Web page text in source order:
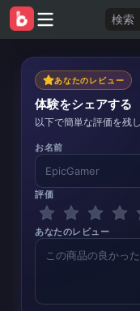
検索
あなたのレビュー
体験をシェアする
以下で簡単な評価を残
お名前
評価
あなたのレビュー